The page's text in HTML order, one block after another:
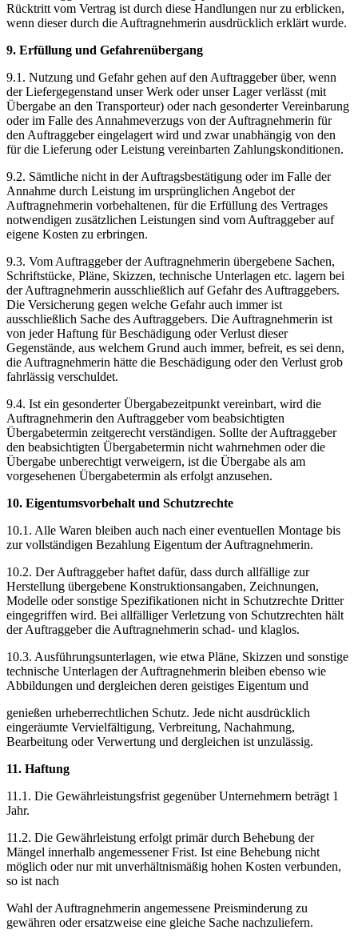
Rücktritt vom Vertrag ist durch diese Handlungen nur zu erblicken,
wenn dieser durch die Auftragnehmerin ausdrücklich erklärt wurde.
9. Erfüllung und Gefahrenübergang
9.1. Nutzung und Gefahr gehen auf den Auftraggeber über, wenn
der Liefergegenstand unser Werk oder unser Lager verlässt (mit
Übergabe an den Transporteur) oder nach gesonderter Vereinbarung
oder im Falle des Annahmeverzugs von der Auftragnehmerin für
den Auftraggeber eingelagert wird und zwar unabhängig von den
für die Lieferung oder Leistung vereinbarten Zahlungskonditionen.
9.2. Sämtliche nicht in der Auftragsbestätigung oder im Falle der
Annahme durch Leistung im ursprünglichen Angebot der
Auftragnehmerin vorbehaltenen, für die Erfüllung des Vertrages
notwendigen zusätzlichen Leistungen sind vom Auftraggeber auf
eigene Kosten zu erbringen.
9.3. Vom Auftraggeber der Auftragnehmerin übergebene Sachen,
Schriftstücke, Pläne, Skizzen, technische Unterlagen etc. lagern bei
der Auftragnehmerin ausschließlich auf Gefahr des Auftraggebers.
Die Versicherung gegen welche Gefahr auch immer ist
ausschließlich Sache des Auftraggebers. Die Auftragnehmerin ist
von jeder Haftung für Beschädigung oder Verlust dieser
Gegenstände, aus welchem Grund auch immer, befreit, es sei denn,
die Auftragnehmerin hätte die Beschädigung oder den Verlust grob
fahrlässig verschuldet.
9.4. Ist ein gesonderter Übergabezeitpunkt vereinbart, wird die
Auftragnehmerin den Auftraggeber vom beabsichtigten
Übergabetermin zeitgerecht verständigen. Sollte der Auftraggeber
den beabsichtigten Übergabetermin nicht wahrnehmen oder die
Übergabe unberechtigt verweigern, ist die Übergabe als am
vorgesehenen Übergabetermin als erfolgt anzusehen.
10. Eigentumsvorbehalt und Schutzrechte
10.1. Alle Waren bleiben auch nach einer eventuellen Montage bis
zur vollständigen Bezahlung Eigentum der Auftragnehmerin.
10.2. Der Auftraggeber haftet dafür, dass durch allfällige zur
Herstellung übergebene Konstruktionsangaben, Zeichnungen,
Modelle oder sonstige Spezifikationen nicht in Schutzrechte Dritter
eingegriffen wird. Bei allfälliger Verletzung von Schutzrechten hält
der Auftraggeber die Auftragnehmerin schad- und klaglos.
10.3. Ausführungsunterlagen, wie etwa Pläne, Skizzen und sonstige
technische Unterlagen der Auftragnehmerin bleiben ebenso wie
Abbildungen und dergleichen deren geistiges Eigentum und
genießen urheberrechtlichen Schutz. Jede nicht ausdrücklich
eingeräumte Vervielfältigung, Verbreitung, Nachahmung,
Bearbeitung oder Verwertung und dergleichen ist unzulässig.
11. Haftung
11.1. Die Gewährleistungsfrist gegenüber Unternehmern beträgt 1
Jahr.
11.2. Die Gewährleistung erfolgt primär durch Behebung der
Mängel innerhalb angemessener Frist. Ist eine Behebung nicht
möglich oder nur mit unverhältnismäßig hohen Kosten verbunden,
so ist nach
Wahl der Auftragnehmerin angemessene Preisminderung zu
gewähren oder ersatzweise eine gleiche Sache nachzuliefern.